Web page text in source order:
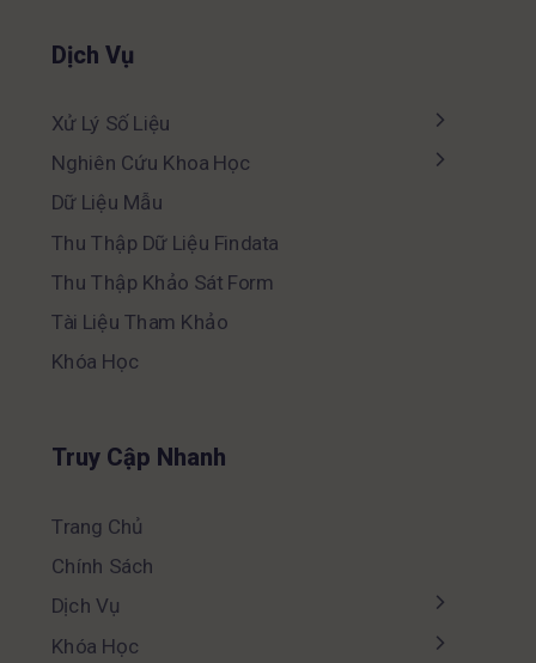
Dịch Vụ
Xử Lý Số Liệu
Nghiên Cứu Khoa Học
Dữ Liệu Mẫu
Thu Thập Dữ Liệu Findata
Thu Thập Khảo Sát Form
Tài Liệu Tham Khảo
Khóa Học
Truy Cập Nhanh
Trang Chủ
Chính Sách
Dịch Vụ
Khóa Học